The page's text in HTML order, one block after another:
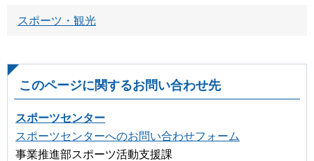
スポーツ・観光
このページに関するお問い合わせ先
スポーツセンター
スポーツセンターへのお問い合わせフォーム
事業推進部スポーツ活動支援課